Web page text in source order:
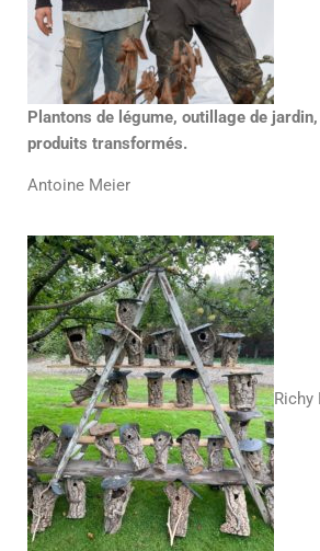
Plantons de légume, outillage de
produits transformés.
Antoine Meier
Richy